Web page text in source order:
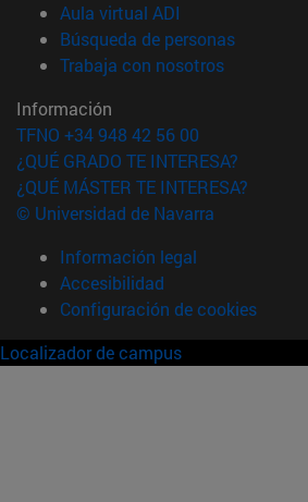
Aula virtual ADI
Búsqueda de personas(abre en
Trabaja con nosotros(abre en
Información
TFNO +34 948 42 56 00
¿QUÉ GRADO TE INTERESA?
¿QUÉ MÁSTER TE INTERESA?
© Universidad de Navarra
Información legal
Accesibilidad
Configuración de cookies
Localizador de campus